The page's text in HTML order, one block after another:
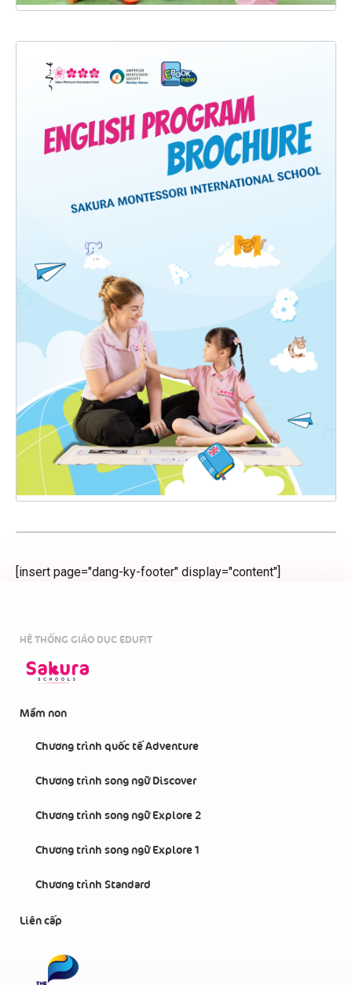
[insert page="dang-ky-footer" display="content"]
HỆ THỐNG GIÁO DỤC EDUFIT
Mầm non
Chương trình quốc tế Adventure
Chương trình song ngữ Discover
Chương trình song ngữ Explore 2
Chương trình song ngữ Explore 1
Chương trình Standard
Liên cấp